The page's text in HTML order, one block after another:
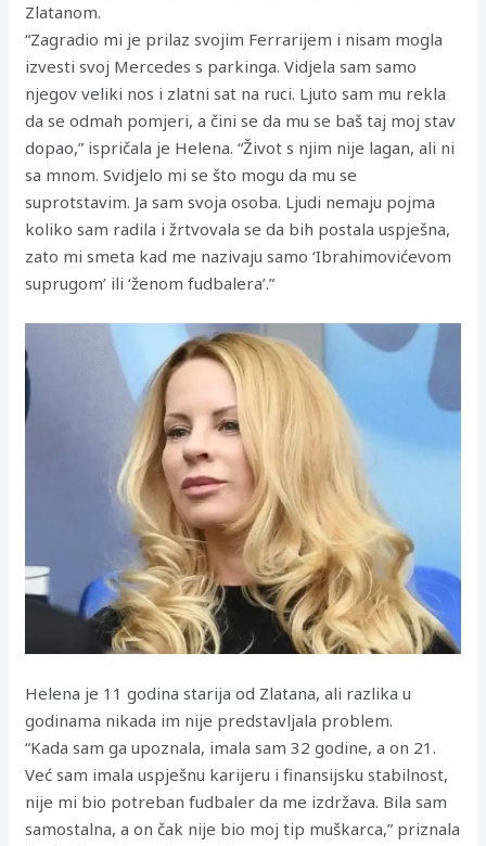
Zlatanom.
“Zagradio mi je prilaz svojim Ferrarijem i nisam mogla
izvesti svoj Mercedes s parkinga. Vidjela sam samo
njegov veliki nos i zlatni sat na ruci. Ljuto sam mu rekla
da se odmah pomjeri, a čini se da mu se baš taj moj stav
dopao,” ispričala je Helena. “Život s njim nije lagan, ali ni
sa mnom. Svidjelo mi se što mogu da mu se
suprotstavim. Ja sam svoja osoba. Ljudi nemaju pojma
koliko sam radila i žrtvovala se da bih postala uspješna,
zato mi smeta kad me nazivaju samo ‘Ibrahimovićevom
suprugom’ ili ‘ženom fudbalera’.”
Helena je 11 godina starija od Zlatana, ali razlika u
godinama nikada im nije predstavljala problem.
“Kada sam ga upoznala, imala sam 32 godine, a on 21.
Već sam imala uspješnu karijeru i finansijsku stabilnost,
nije mi bio potreban fudbaler da me izdržava. Bila sam
samostalna, a on čak nije bio moj tip muškarca,” priznala